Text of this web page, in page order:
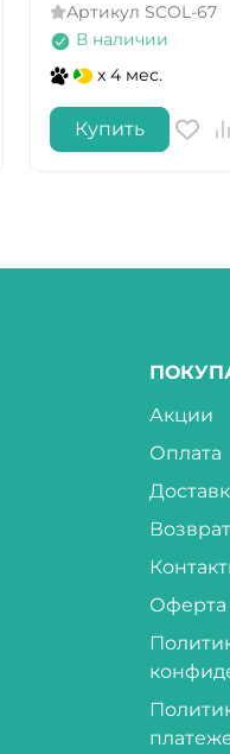
Артикул SCOL-67
В наличии
x 4 мес.
Купить
Акции
Оплата
Возврат
Оферта